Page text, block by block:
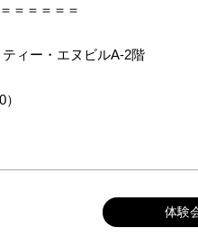
＝＝＝＝＝
ィー・エヌビルA-2階
体験